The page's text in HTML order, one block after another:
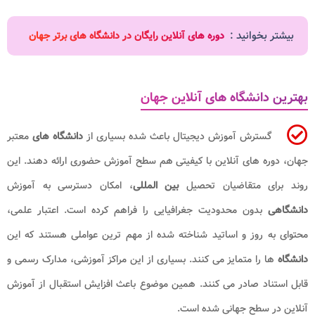
بیشتر بخوانید : دوره های آنلاین رایگان در دانشگاه های برتر جهان
بهترین دانشگاه های آنلاین جهان
گسترش آموزش دیجیتال باعث شده بسیاری از دانشگاه های معتبر
جهان، دوره های آنلاین با کیفیتی هم سطح آموزش حضوری ارائه دهند. این
روند برای متقاضیان تحصیلبین المللی، امکان دسترسی به آموزش
دانشگاهی بدون محدودیت جغرافیایی را فراهم کرده است. اعتبار علمی،
محتوای به روز و اساتید شناخته شده از مهم ترین عواملی هستند که این
دانشگاه ها را متمایز می کنند. بسیاری از این مراکز آموزشی، مدارک رسمی و
قابل استناد صادر می کنند. همین موضوع باعث افزایش استقبال از آموزش
آنلاین در سطح جهانی شده است.